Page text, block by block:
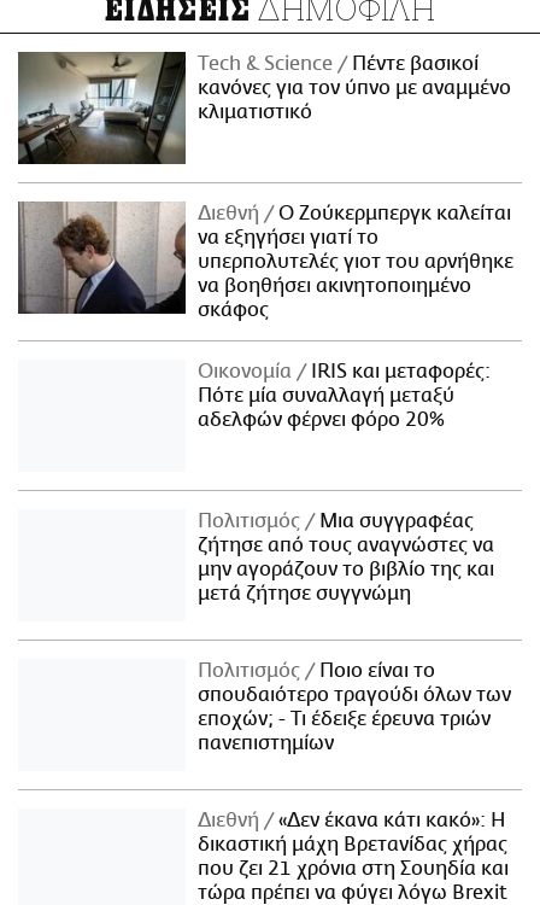
ΕΙΔΗΣΕΙΣ
Τech & Science
Πέντε βασικοί
κανόνες για τον ύπνο με αναμμένο
κλιματιστικό
Διεθνή
Ο Ζούκερμπεργκ καλείται
να εξηγήσει γιατί το
υπερπολυτελές γιοτ του αρνήθηκε
να βοηθήσει ακινητοποιημένο
σκάφος
Οικονομία
IRIS και μεταφορές:
Πότε μία συναλλαγή μεταξύ
αδελφών φέρνει φόρο 20%
Πολιτισμός
Μια συγγραφέας
ζήτησε από τους αναγνώστες να
μην αγοράζουν το βιβλίο της και
μετά ζήτησε συγγνώμη
Πολιτισμός
Ποιο είναι το
σπουδαιότερο τραγούδι όλων των
εποχών; - Τι έδειξε έρευνα τριών
πανεπιστημίων
Διεθνή
«Δεν έκανα κάτι κακό»: Η
δικαστική μάχη Βρετανίδας χήρας
που ζει 21 χρόνια στη Σουηδία και
τώρα πρέπει να φύγει λόγω Brexit